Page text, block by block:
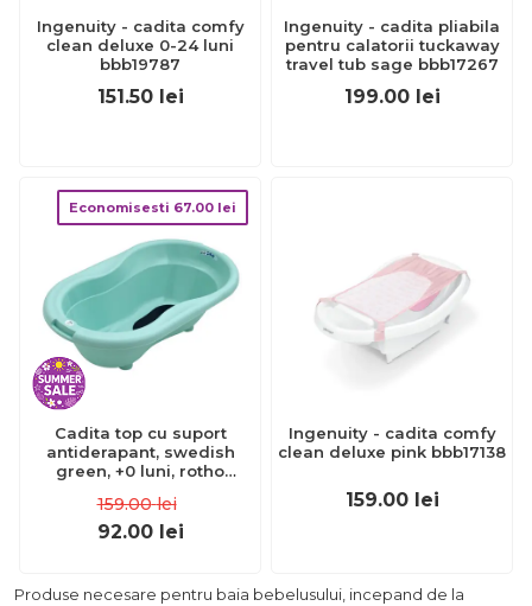
Ingenuity - cadita comfy
clean deluxe 0-24 luni
bbb19787
151.50 lei
Ingenuity - cadita pliabila
pentru calatorii tuckaway
travel tub sage bbb17267
199.00 lei
Economisesti 67.00 lei
Cadita top cu suport
antiderapant, swedish
green, +0 luni, rotho
159.00 lei
92.00 lei
Ingenuity - cadita comfy
clean deluxe pink bbb17138
159.00 lei
Produse necesare pentru baia bebelusului, incepand de la